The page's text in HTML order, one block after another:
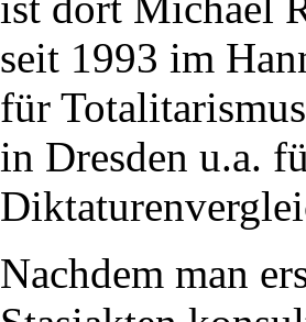
seit 1993 im
für
in Dresden u.a.
Nachdem man